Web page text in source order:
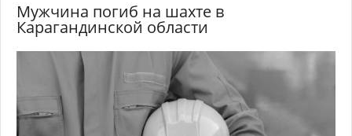
Мужчина погиб на шахте в
Карагандинской области